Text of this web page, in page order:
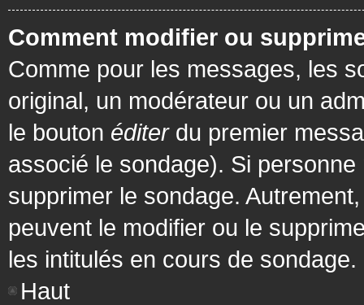
Comment modifier ou
Comme pour les messages, les
original, un modérateur ou un
le bouton éditerdu premier
associé le sondage). Si personne
supprimer le sondage.
peuvent le modifier ou le
les intitulés en cours de sondage.
Haut